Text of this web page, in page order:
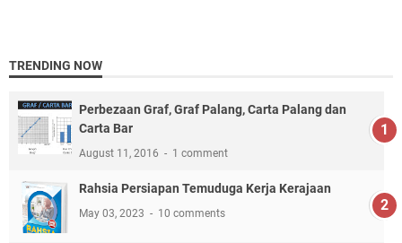
TRENDING NOW
Perbezaan Graf, Graf Palang, Carta Palang dan
Carta Bar
August 11, 2016 1 comment
Rahsia Persiapan Temuduga Kerja Kerajaan
May 03, 2023 10 comments